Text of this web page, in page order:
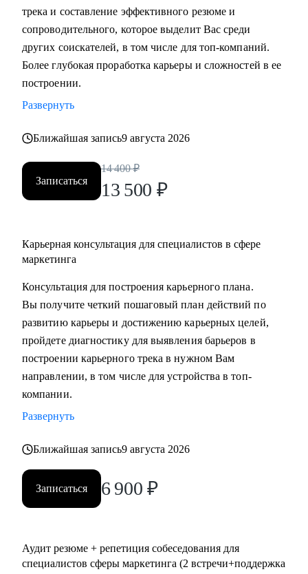
• Выявить сильные стороны, а главное, ключевую
ценность, за которую будут доплачивать
• Сформулировать карьерную цель и разработать план для
ее достижения (пошаговая дорожная карта)
• Составить план роста до позиции директор по
• Проведу аудит резюме и тестового задания, помогу
сопроводительное письмо, чтобы приглашали в компании
• Проведу репетицию собеседования, помогу
• Построить эффективную команду маркетинга,
оптимизировать процессы внутри отдела маркетинга и
собственниками.
Кому могу помочь:
• Всем, кто хочет сменить карьерный трек и перейти в
маркетинг или развиваться в консалтинге;
• Специалистам (Junior-Middle-Senior) и руководителям из:
копирайтинг, event-маркетинг, контент-маркетинг и пр.) и
- E-commerce;
• Директорам по направлениям: маркетинг, e-commerce,
развитие бизнеса;
• Руководителям бизнеса в построении отдела маркетинга.
трека и составление эффективного резюме и
сопроводительного, которое выделит Вас среди
других соискателей, в том числе для топ-компаний.
Более глубокая проработка карьеры и сложностей в ее
построении.
Развернуть
Ближайшая запись9 августа 2026
Записаться
14 400 ₽
13 500 ₽
Карьерная консультация для специалистов в сфере
маркетинга
Консультация для построения карьерного плана.
Вы получите четкий пошаговый план действий по
развитию карьеры и достижению карьерных целей,
пройдете диагностику для выявления барьеров в
построении карьерного трека в нужном Вам
направлении, в том числе для устройства в топ-
компании.
Развернуть
Ближайшая запись9 августа 2026
Записаться 6 900 ₽
Аудит резюме + репетиция собеседования для
специалистов сферы маркетинга (2 встречи+поддержка